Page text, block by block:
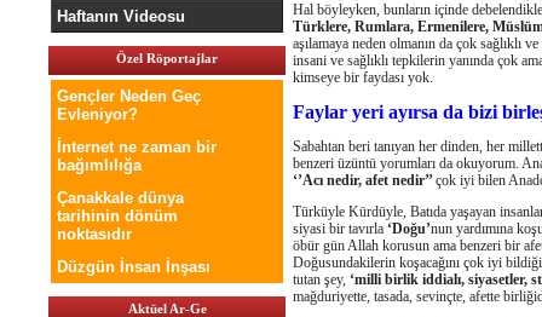
Haftanın Videosu
Özel Röportajlar
Gençler Neden Geç
Evleniyor?
İnternet ne zaman bir
bağımlılığa
Çanakkale dünya
tarihinin dönüm
noktasıdır
Düzgün İnsan İnşası
Aktüel Ar-Ge
Hal böyleyken, bunların içinde
Türklere, Rumlara, Ermenilere,
aşılamaya neden olmanın da çok
insani ve sağlıklı tepkilerin yanında çok
kimseye bir faydası yok.
Faylar yeri ayırsa da bizi
Sabahtan beri tanıyan her dinden, her
benzeri üzüntü yorumları da okuyorum.
‘’Acı nedir, afet nedir’’ çok iyi bilen
Türküyle Kürdüyle, Batıda yaşayan
siyasi bir tavırla ‘Doğu’nun yardımına
öbür gün Allah korusun ama benzeri bir
Doğusundakilerin koşacağını çok iyi
tutan şey, ‘milli birlik iddialı, siyasetler,
mağduriyette, tasada, sevinçte, afette